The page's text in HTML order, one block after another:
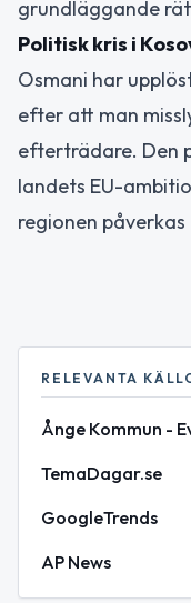
grundläggande
Politisk kris i
Osmani har
efter att man
efterträdare. Den
landets EU-
regionen
RELEVANTA
Ånge Kommun -
TemaDagar.se
GoogleTrends
AP News